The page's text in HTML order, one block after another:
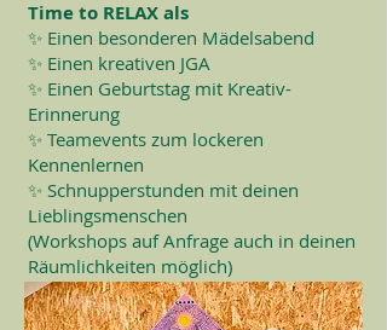
Time to RELAX als
✨ Einen besonderen Mädelsabend
✨ Einen kreativen JGA
✨ Einen Geburtstag mit Kreativ-
Erinnerung
✨ Teamevents zum lockeren
Kennenlernen
✨ Schnupperstunden mit deinen
Lieblingsmenschen
(Workshops auf Anfrage auch in deinen
Räumlichkeiten möglich)